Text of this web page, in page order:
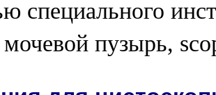
специального
пузырь,